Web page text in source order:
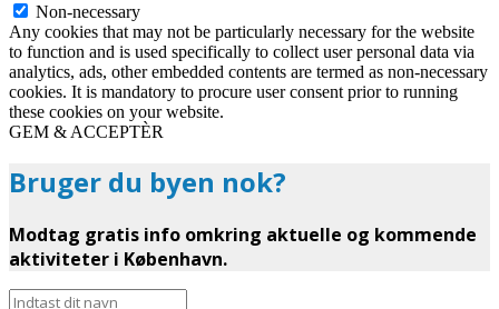
Non-necessary
Any cookies that may not be particularly necessary for the website
to function and is used specifically to collect user personal data via
analytics, ads, other embedded contents are termed as non-necessary
cookies. It is mandatory to procure user consent prior to running
these cookies on your website.
GEM & ACCEPTÈR
Bruger du byen nok?
Modtag gratis info omkring aktuelle og kommende
aktiviteter i København.